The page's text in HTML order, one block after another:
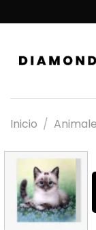
Inicio /